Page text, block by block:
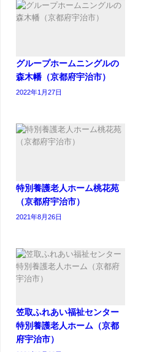
グループホームニングルの
森木幡（京都府宇治市）
2022年1月27日
特別養護老人ホーム桃花苑
（京都府宇治市）
2021年8月26日
笠取ふれあい福祉センター
特別養護老人ホーム（京都
府宇治市）